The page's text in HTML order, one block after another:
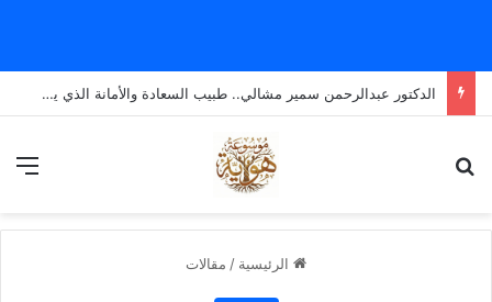
الدكتور عبدالرحمن سمير مشالي.. طبيب السعادة والأمانة الذي يضع الإنسانية قبل كل شيء
الرئيسية / مقالات